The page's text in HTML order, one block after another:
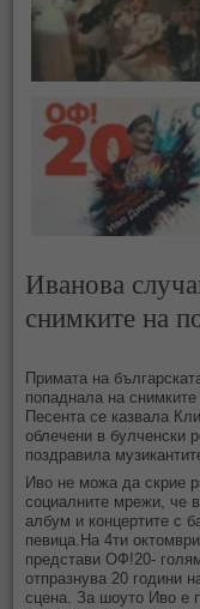
Иванова
снимките на
Примата на
попаднала на
Песента се казвала
облечени в булченски
поздравила
Иво не можа да скрие
социалните мрежи, че
албум и концертите с
певица.На 4ти
представи ОФ!20-
отпразнува 20 години
сцена. За шоуто Иво е